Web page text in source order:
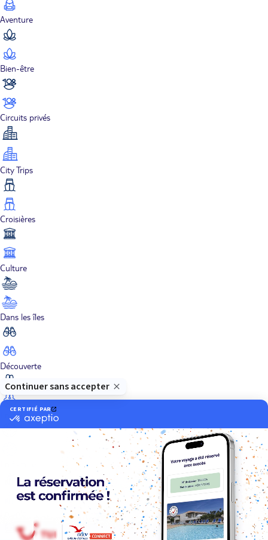
Aventure
Bien-être
Circuits privés
City Trips
Croisières
Culture
Dans les îles
Découverte
En couple